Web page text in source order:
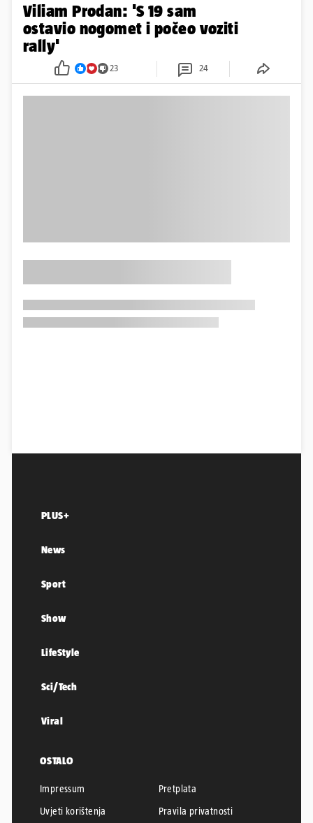
Viliam Prodan: 'S 19 sam
ostavio nogomet i počeo voziti
rally'
23 24
PLUS+
News
Sport
Show
LifeStyle
Sci/Tech
Viral
OSTALO
Impressum
Pretplata
Uvjeti korištenja
Pravila privatnosti